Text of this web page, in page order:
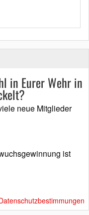
in Eurer Wehr in
neue Mitglieder
ist